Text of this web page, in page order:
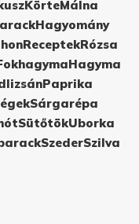
KörteMálna
Hagyomány
ReceptekRózsa
Hagyma
Paprika
Sárgarépa
SütőtökUborka
SzederSzilva